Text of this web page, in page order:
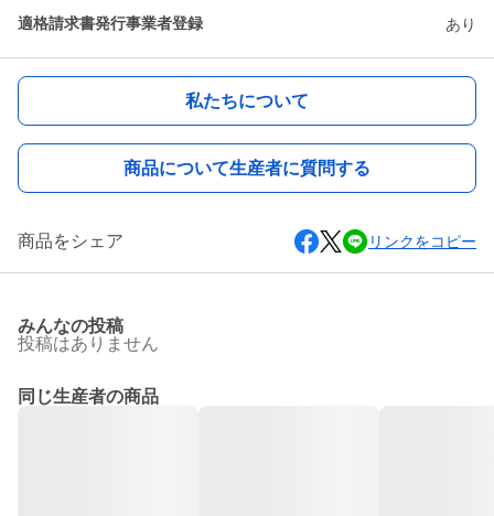
適格請求書発行事業者登録 あり
私たちについて
商品について生産者に質問する
商品をシェア リンクをコピー
みんなの投稿
投稿はありません
同じ生産者の商品